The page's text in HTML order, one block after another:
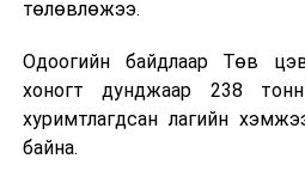
жишээнд суурилсан сургалт,
танилцах, онцгой нөхцөлд
онол, практик хосолсон
байна.
төлөвлөжээ.
Одоогийн байдлаар Төв
хоногт дунджаар 238
хуримтлагдсан лагийн
байна.